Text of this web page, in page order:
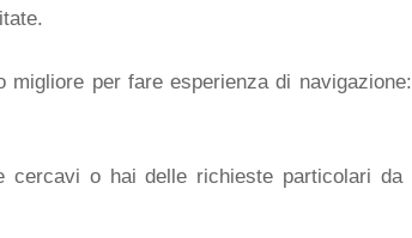
per fare esperienza di
o hai delle richieste particolari